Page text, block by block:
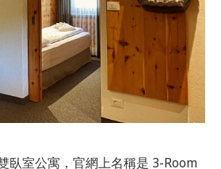
臥室公寓，官網上名稱是 3-Room